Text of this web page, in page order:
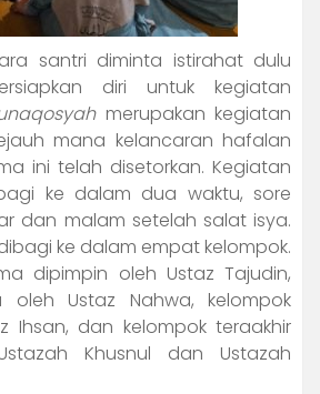
santri diminta istirahat dulu
diri untuk kegiatan
merupakan kegiatan
mana kelancaran hafalan
ini telah disetorkan. Kegiatan
ke dalam dua waktu, sore
dan malam setelah salat isya.
ke dalam empat kelompok.
dipimpin oleh Ustaz Tajudin,
oleh Ustaz Nahwa, kelompok
Ihsan, dan kelompok teraakhir
Khusnul dan Ustazah